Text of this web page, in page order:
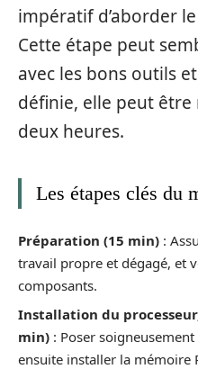
impératif d’aborder
Cette étape peut
avec les bons outils
définie, elle peut
deux heures.
Les étapes clés du
Préparation (15 min) :
travail propre et dégagé, et
composants.
Installation du
min) : Poser
ensuite installer la mémoire